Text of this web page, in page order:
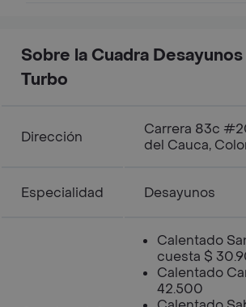
Sobre la Cuadra
Turbo
Dirección
Carrera 83c
del Cauca,
Especialidad Desayunos
Calentado
cuesta $
Calentado
42.500